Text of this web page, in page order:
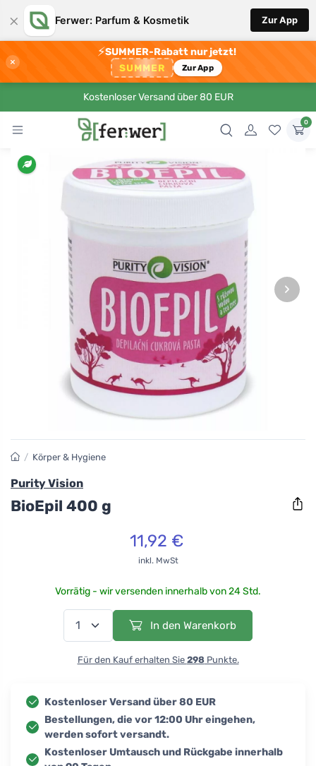
× Ferwer: Parfum & Kosmetik Zur App
×
⚡SUMMER-Rabatt nur jetzt!
SUMMER Zur App
Kostenloser Versand über 80 EUR
0
›
/ Körper & Hygiene
Purity Vision
BioEpil 400 g
11,92 €
inkl. MwSt
Vorrätig - wir versenden innerhalb von 24 Std.
In den Warenkorb
Für den Kauf erhalten Sie 298Punkte.
Kostenloser Versand über 80 EUR
Bestellungen, die vor 12:00 Uhr eingehen,
werden sofort versandt.
Kostenloser Umtausch und Rückgabe innerhalb